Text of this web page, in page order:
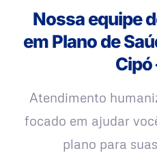
Nossa equipe
em Plano de
Cipó
Atendimento
focado em ajudar
plano para